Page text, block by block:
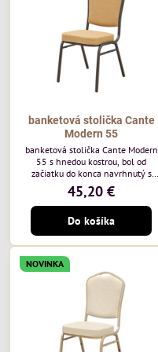
banketová stolička Cante
Modern 55
banketová stolička Cante Modern
55 s hnedou kostrou, bol od
začiatku do konca navrhnutý s
ohľadom na elegantné a
sofistikované priestory pre
pohostinstvá. Má hnedý rám a
medovo tónované čalúnenie Moss
48 od poľskej značky Davis –
medový odtieň s mäkkým
povrchom - je ideálna do svetlých
priestorov. Stolička kombinuje
klasický dizajn s modernou
funkčnosťou. Je odolná, pohodlná a
pripravená na...
45,20 €
Do košíka
NOVINKA